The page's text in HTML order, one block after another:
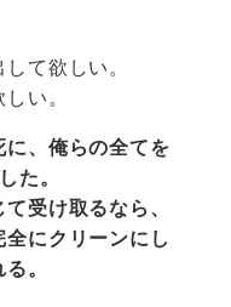
て欲しい。
い。
、俺らの全てを
た。
受け取るなら、
にクリーンにし
る。